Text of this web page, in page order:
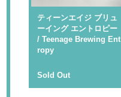
ティーンエイジ ブリュ
ーイング エントロピー
/ Teenage Brewing Ent
ropy
Sold Out